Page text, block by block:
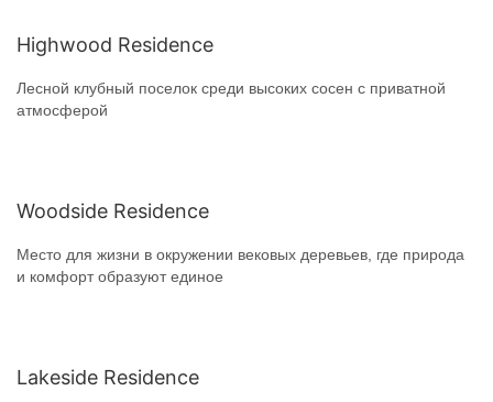
Highwood Residence
Лесной клубный поселок среди высоких сосен с приватной
атмосферой
Woodside Residence
Место для жизни в окружении вековых деревьев, где природа
и комфорт образуют единое
Lakeside Residence